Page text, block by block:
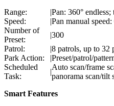
Range:
|Pan: 360°
Speed:
|Pan manual
Number of
Preset:
|300
Patrol:
|8 patrols, up to 32
Park Action:
|Preset/patrol/
Scheduled
Task:
|
Auto scan/frame
panorama scan/tilt
Smart Features